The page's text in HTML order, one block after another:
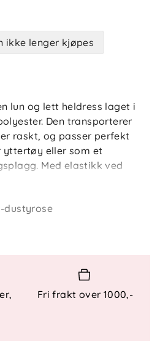
ikke lenger kjøpes
lun og lett heldress laget i
Den transporterer
raskt, og passer perfekt
yttertøy eller som et
Med elastikk ved
glidelås og lommer i
30 °C
plagget ved behov
og forlenge
dustyrose
Fri frakt over 1000,-